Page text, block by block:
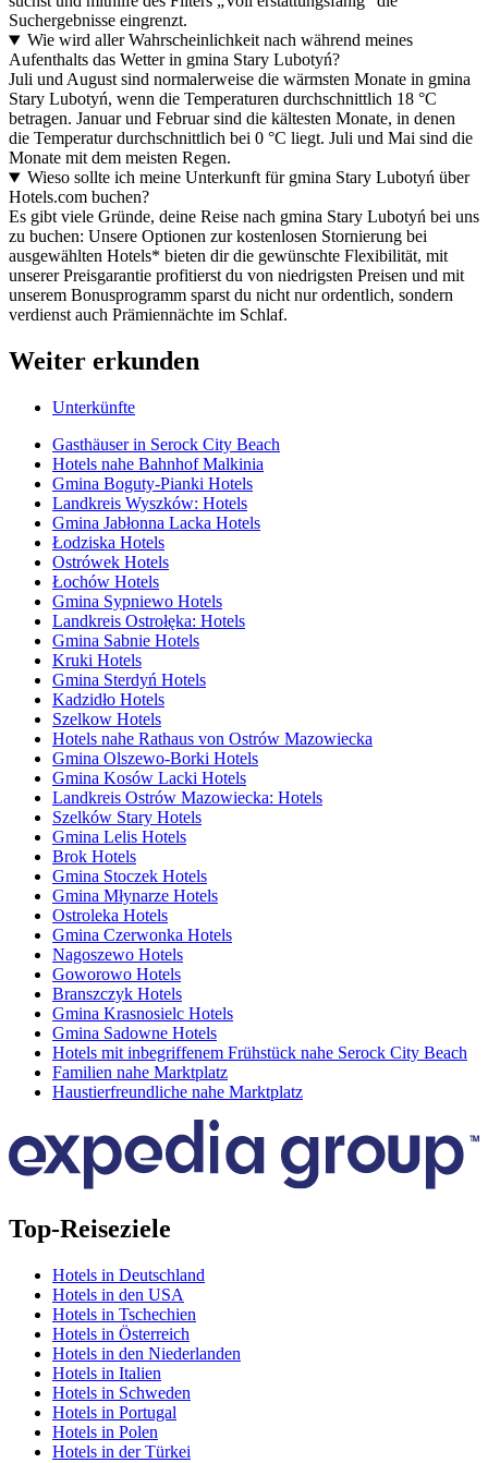
Suchergebnisse eingrenzt.
Wie wird aller Wahrscheinlichkeit nach während meines
Aufenthalts das Wetter in gmina Stary Lubotyń?
Juli und August sind normalerweise die wärmsten Monate in gmina
Stary Lubotyń, wenn die Temperaturen durchschnittlich 18 °C
betragen. Januar und Februar sind die kältesten Monate, in denen
die Temperatur durchschnittlich bei 0 °C liegt. Juli und Mai sind die
Monate mit dem meisten Regen.
Wieso sollte ich meine Unterkunft für gmina Stary Lubotyń über
Hotels.com buchen?
Es gibt viele Gründe, deine Reise nach gmina Stary Lubotyń bei uns
zu buchen: Unsere Optionen zur kostenlosen Stornierung bei
ausgewählten Hotels* bieten dir die gewünschte Flexibilität, mit
unserer Preisgarantie profitierst du von niedrigsten Preisen und mit
unserem Bonusprogramm sparst du nicht nur ordentlich, sondern
verdienst auch Prämiennächte im Schlaf.
Weiter erkunden
Unterkünfte
Gasthäuser in Serock City Beach
Hotels nahe Bahnhof Malkinia
Gmina Boguty-Pianki Hotels
Landkreis Wyszków: Hotels
Gmina Jabłonna Lacka Hotels
Łodziska Hotels
Ostrówek Hotels
Łochów Hotels
Gmina Sypniewo Hotels
Landkreis Ostrołęka: Hotels
Gmina Sabnie Hotels
Kruki Hotels
Gmina Sterdyń Hotels
Kadzidło Hotels
Szelkow Hotels
Hotels nahe Rathaus von Ostrów Mazowiecka
Gmina Olszewo-Borki Hotels
Gmina Kosów Lacki Hotels
Landkreis Ostrów Mazowiecka: Hotels
Szelków Stary Hotels
Gmina Lelis Hotels
Brok Hotels
Gmina Stoczek Hotels
Gmina Młynarze Hotels
Ostroleka Hotels
Gmina Czerwonka Hotels
Nagoszewo Hotels
Goworowo Hotels
Branszczyk Hotels
Gmina Krasnosielc Hotels
Gmina Sadowne Hotels
Hotels mit inbegriffenem Frühstück nahe Serock City Beach
Familien nahe Marktplatz
Haustierfreundliche nahe Marktplatz
Top-Reiseziele
Hotels in Deutschland
Hotels in den USA
Hotels in Tschechien
Hotels in Österreich
Hotels in den Niederlanden
Hotels in Italien
Hotels in Schweden
Hotels in Portugal
Hotels in Polen
Hotels in der Türkei